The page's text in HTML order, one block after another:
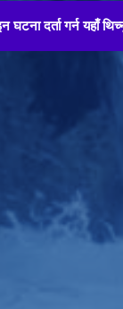
गर्न यहाँ थिच्नुहोस् !!